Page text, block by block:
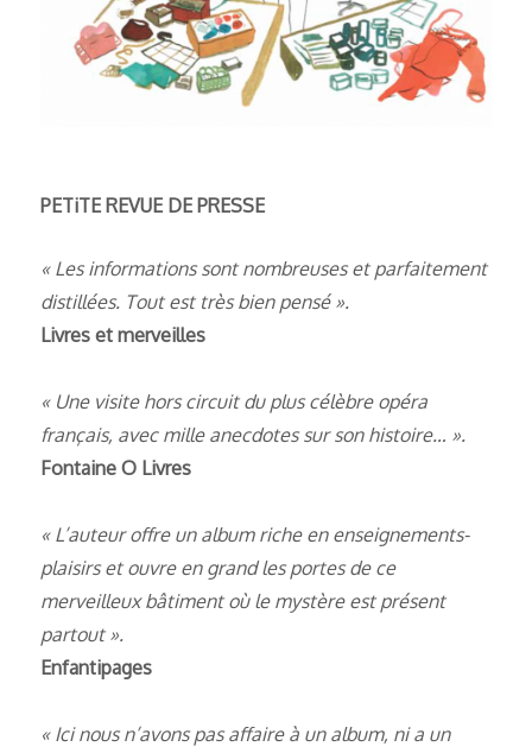
PETiTE REVUE DE PRESSE
« Les informations sont nombreuses et parfaitement
distillées. Tout est très bien pensé ».
Livres et merveilles
« Une visite hors circuit du plus célèbre opéra
français, avec mille anecdotes sur son histoire… ».
Fontaine O Livres
« L’auteur offre un album riche en enseignements-
plaisirs et ouvre en grand les portes de ce
merveilleux bâtiment où le mystère est présent
partout ».
Enfantipages
« Ici nous n’avons pas affaire à un album, ni a un